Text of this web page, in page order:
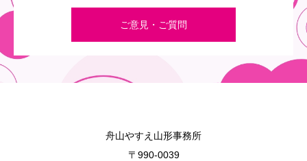
ご意見・ご質問
舟山やすえ山形事務所
〒990-0039